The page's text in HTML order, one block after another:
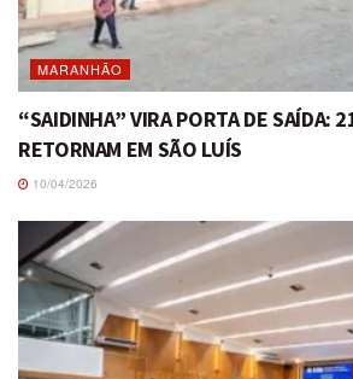
MARANHÃO
“SAIDINHA” VIRA PORTA DE SAÍDA:
RETORNAM EM SÃO LUÍS
10/04/2026